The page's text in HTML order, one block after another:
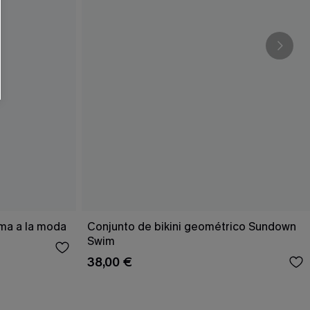
a la moda
Conjunto de bikini geométrico Sundown
Swim
38,00 €
formulario, usted acepta nuestros
de Cupshe en cualquier momento del
y ofertas adaptados a su perfil.